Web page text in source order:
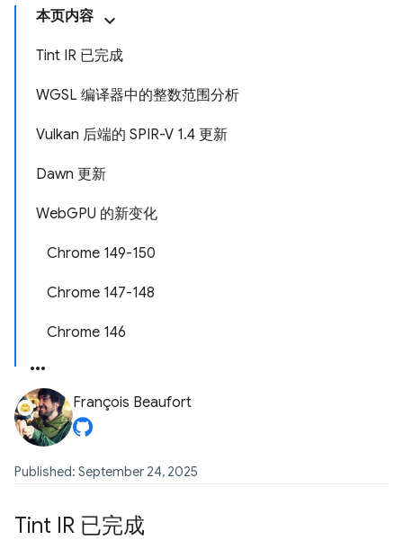
本页内容
Tint IR 已完成
WGSL 编译器中的整数范围分析
Vulkan 后端的 SPIR-V 1.4 更新
Dawn 更新
WebGPU 的新变化
Chrome 149-150
Chrome 147-148
Chrome 146
François Beaufort
Published: September 24, 2025
Tint IR 已完成